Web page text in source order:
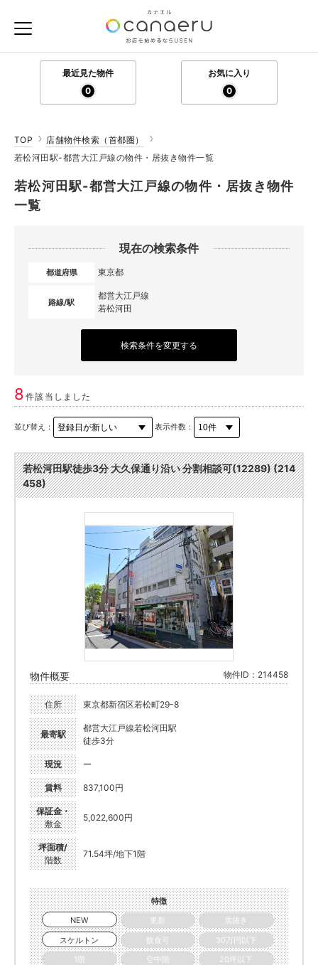
最近見た物件
0
お気に入り
0
TOP
店舗物件検索（首都圏）
若松河田駅-都営大江戸線の物件・居抜き物件一覧
若松河田駅-都営大江戸線の物件・居抜き物件
一覧
現在の検索条件
都道府県 東京都
路線/駅
都営大江戸線
若松河田
検索条件を変更する
8件該当しました
並び替え： 表示件数：
若松河田駅徒歩3分 大久保通り沿い 分割相談可(12289) (214
458)
物件概要 物件ID：214458
住所 東京都新宿区若松町29-8
最寄駅
都営大江戸線若松河田駅
徒歩3分
現況 ー
賃料 837,100円
保証金・
敷金
5,022,600円
坪面積/
階数
71.54坪/地下1階
特徴
NEW
更新
居抜き
スケルトン
飲食可
30万円以下
1階
空中階
20坪以下